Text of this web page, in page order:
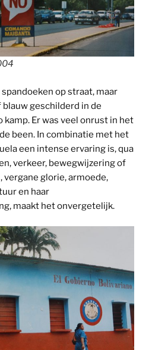
op straat, maar
geschilderd in de
kamp. Er was veel onrust in het
been. In combinatie met het
een intense ervaring is, qua
verkeer, bewegwijzering of
vergane glorie, armoede,
en haar
maakt het onvergetelijk.